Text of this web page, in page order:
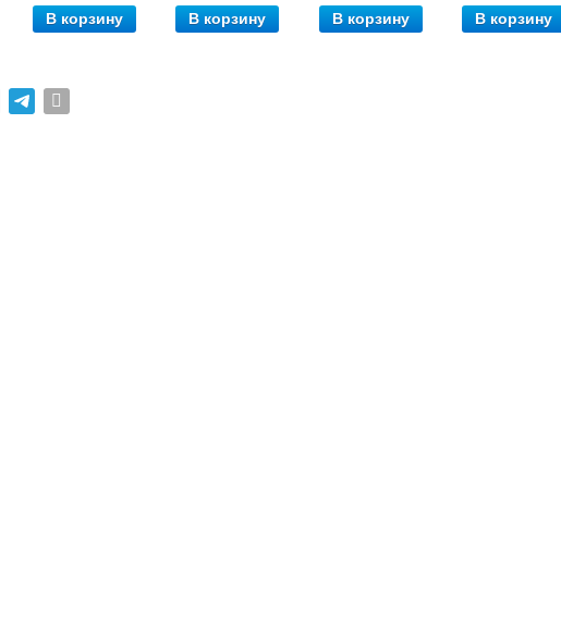
В корзину В корзину В корзину В корзину